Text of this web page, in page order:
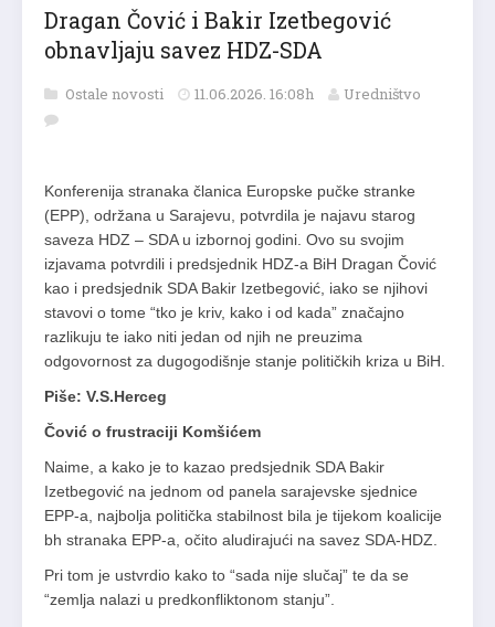
Dragan Čović i Bakir Izetbegović
obnavljaju savez HDZ-SDA
Ostale novosti 11.06.2026. 16:08h Uredništvo
Konferenija stranaka članica Europske pučke stranke
(EPP), održana u Sarajevu, potvrdila je najavu starog
saveza HDZ – SDA u izbornoj godini. Ovo su svojim
izjavama potvrdili i predsjednik HDZ-a BiH Dragan Čović
kao i predsjednik SDA Bakir Izetbegović, iako se njihovi
stavovi o tome “tko je kriv, kako i od kada” značajno
razlikuju te iako niti jedan od njih ne preuzima
odgovornost za dugogodišnje stanje političkih kriza u BiH.
Piše: V.S.Herceg
Čović o frustraciji Komšićem
Naime, a kako je to kazao predsjednik SDA Bakir
Izetbegović na jednom od panela sarajevske sjednice
EPP-a, najbolja politička stabilnost bila je tijekom koalicije
bh stranaka EPP-a, očito aludirajući na savez SDA-HDZ.
Pri tom je ustvrdio kako to “sada nije slučaj” te da se
“zemlja nalazi u predkonfliktonom stanju”.